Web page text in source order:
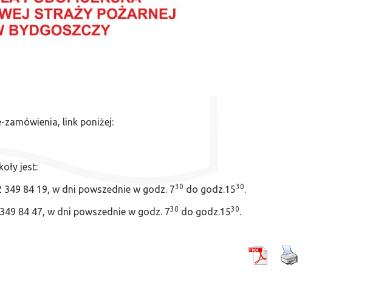
link poniżej:
jest:
84 19, w dni powszednie w godz. 730 do godz.1530.
84 47, w dni powszednie w godz. 730 do godz.1530.